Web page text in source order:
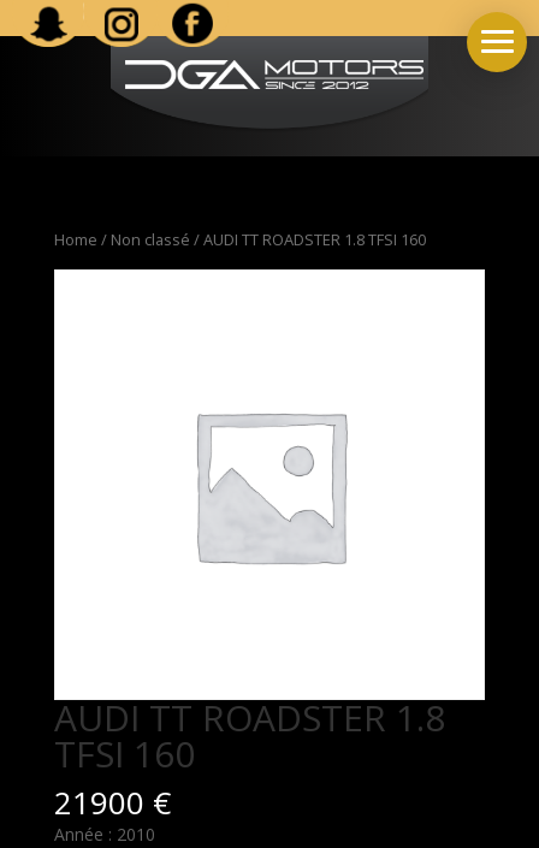
Home / Non classé / AUDI TT ROADSTER 1.8 TFSI 160
AUDI TT ROADSTER 1.8
TFSI 160
21900 €
Année : 2010